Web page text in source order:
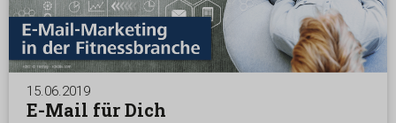
15.06.2019
E-Mail für Dich